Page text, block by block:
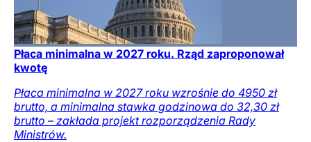
Płaca minimalna w 2027 roku. Rząd zaproponował
kwotę
Płaca minimalna w 2027 roku wzrośnie do 4950 zł
brutto, a minimalna stawka godzinowa do 32,30 zł
brutto – zakłada projekt rozporządzenia Rady
Ministrów.